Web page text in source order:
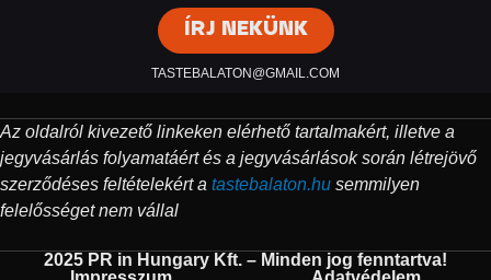
ÍRJ NEKÜNK
TASTEBALATON@GMAIL.COM
Az oldalról kivezető linkeken elérhető tartalmakért, illetve a
jegyvásárlás folyamatáért és a jegyvásárlások során létrejövő
szerződéses feltételekért a tastebalaton.hu semmilyen
felelősséget nem vállal
2025 PR in Hungary Kft. – Minden jog fenntartva!